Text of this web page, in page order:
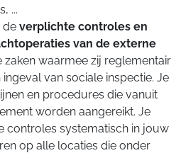
...
de verplichte controles en
van de externe
zaken waarmee zij reglementair
van sociale inspectie. Je
en procedures die vanuit
worden aangereikt. Je
controles systematisch in jouw
op alle locaties die onder